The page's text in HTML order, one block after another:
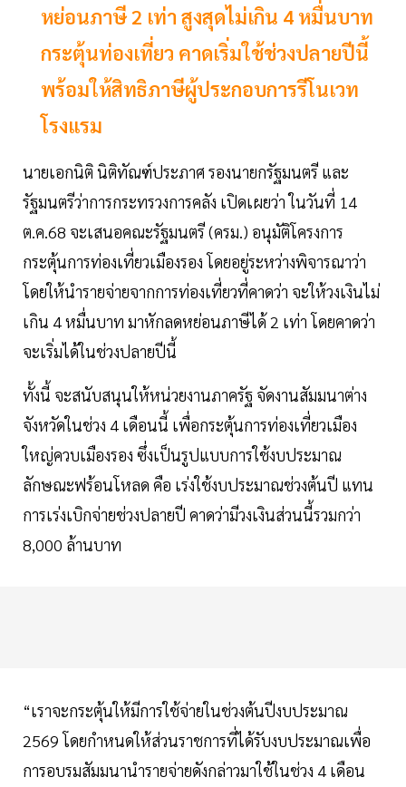
หย่อนภาษี 2 เท่า สูงสุดไม่เกิน 4 หมื่นบาท
กระตุ้นท่องเที่ยว คาดเริ่มใช้ช่วงปลายปีนี้
พร้อมให้สิทธิภาษีผู้ประกอบการรีโนเวท
โรงแรม
นายเอกนิติ นิติทัณฑ์ประภาศ รองนายกรัฐมนตรี และ
รัฐมนตรีว่าการกระทรวงการคลัง เปิดเผยว่า ในวันที่ 14
ต.ค.68 จะเสนอคณะรัฐมนตรี (ครม.) อนุมัติโครงการ
กระตุ้นการท่องเที่ยวเมืองรอง โดยอยู่ระหว่างพิจารณาว่า
โดยให้นำรายจ่ายจากการท่องเที่ยวที่คาดว่า จะให้วงเงินไม่
เกิน 4 หมื่นบาท มาหักลดหย่อนภาษีได้ 2 เท่า โดยคาดว่า
จะเริ่มได้ในช่วงปลายปีนี้
ทั้งนี้ จะสนับสนุนให้หน่วยงานภาครัฐ จัดงานสัมมนาต่าง
จังหวัดในช่วง 4 เดือนนี้ เพื่อกระตุ้นการท่องเที่ยวเมือง
ใหญ่ควบเมืองรอง ซึ่งเป็นรูปแบบการใช้งบประมาณ
ลักษณะฟร้อนโหลด คือ เร่งใช้งบประมาณช่วงต้นปี แทน
การเร่งเบิกจ่ายช่วงปลายปี คาดว่ามีวงเงินส่วนนี้รวมกว่า
8,000 ล้านบาท
“เราจะกระตุ้นให้มีการใช้จ่ายในช่วงต้นปีงบประมาณ
2569 โดยกำหนดให้ส่วนราชการที่ได้รับงบประมาณเพื่อ
การอบรมสัมมนานำรายจ่ายดังกล่าวมาใช้ในช่วง 4 เดือน